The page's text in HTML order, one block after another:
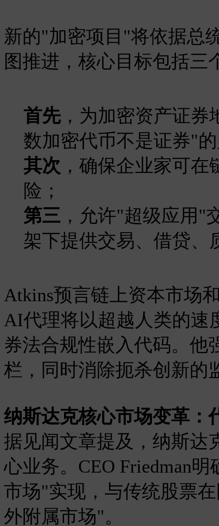
新的"加密项目"将依据总
图推进，核心目标包括三
首先，为加密资产证券
数加密代币不是证券"
其次 ，确保企业家可
险；
第三 ，允许"超级应用"
架下提供交易、借贷、
Atkins预言链上资本市场
AI代理将以超越人类的速
券法合规性嵌入代码。他
栏，同时消除扼杀创新的
纳斯达克核心市场变革：
据见闻文章提及，纳斯达
心业务。CEO Friedman
市场"实现，与传统股票
外附属市场"。